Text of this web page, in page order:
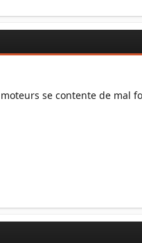
se contente de mal